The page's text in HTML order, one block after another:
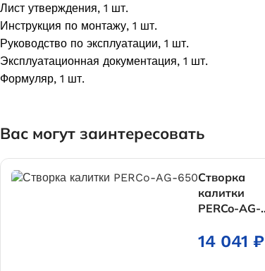
Лист утверждения, 1 шт.
Инструкция по монтажу, 1 шт.
Руководство по эксплуатации, 1 шт.
Эксплуатационная документация, 1 шт.
Формуляр, 1 шт.
Вас могут заинтересовать
Створка
калитки
PERCo-AG-
14 041 ₽